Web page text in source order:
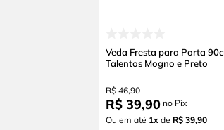
Veda Fresta para Porta
Talentos Mogno e Preto
R$ 46,90
R$ 39,90 no Pix
Ou em até 1x de R$ 39,90